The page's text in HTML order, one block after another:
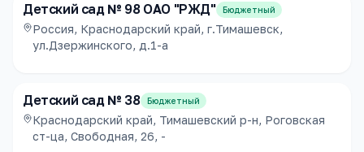
Детский сад № 98 ОАО "РЖД" Бюджетный
Россия, Краснодарский край, г.Тимашевск,
ул.Дзержинского, д.1-а
Детский сад № 38 Бюджетный
Краснодарский край, Тимашевский р-н, Роговская
ст-ца, Свободная, 26, -